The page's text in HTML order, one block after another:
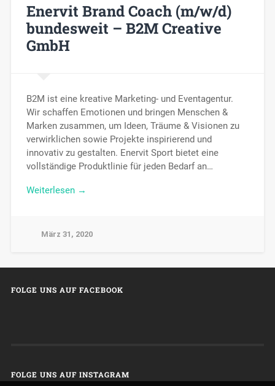
Enervit Brand Coach (m/w/d)
bundesweit – B2M Creative
GmbH
B2M ist eine kreative Marketing- und Eventagentur.
Wir schaffen Emotionen und bringen Menschen &
Marken zusammen, um Ideen, Träume & Visionen zu
verwirklichen sowie Projekte inspirierend und
innovativ zu gestalten. Enervit Sport bietet eine
vollständige Produktlinie für jeden Bedarf an…
Weiterlesen →
März 31, 2020
FOLGE UNS AUF FACEBOOK
FOLGE UNS AUF INSTAGRAM